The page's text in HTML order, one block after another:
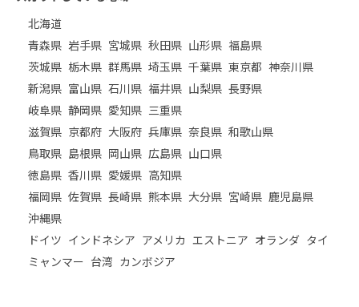
北海道
青森県 岩手県 宮城県 秋田県 山形県 福島県
茨城県 栃木県 群馬県 埼玉県 千葉県 東京都 神奈川県
新潟県 富山県 石川県 福井県 山梨県 長野県
岐阜県 静岡県 愛知県 三重県
滋賀県 京都府 大阪府 兵庫県 奈良県 和歌山県
鳥取県 島根県 岡山県 広島県 山口県
徳島県 香川県 愛媛県 高知県
福岡県 佐賀県 長崎県 熊本県 大分県 宮崎県 鹿児島県
沖縄県
ドイツ インドネシア アメリカ エストニア オランダ タイ
ミャンマー 台湾 カンボジア